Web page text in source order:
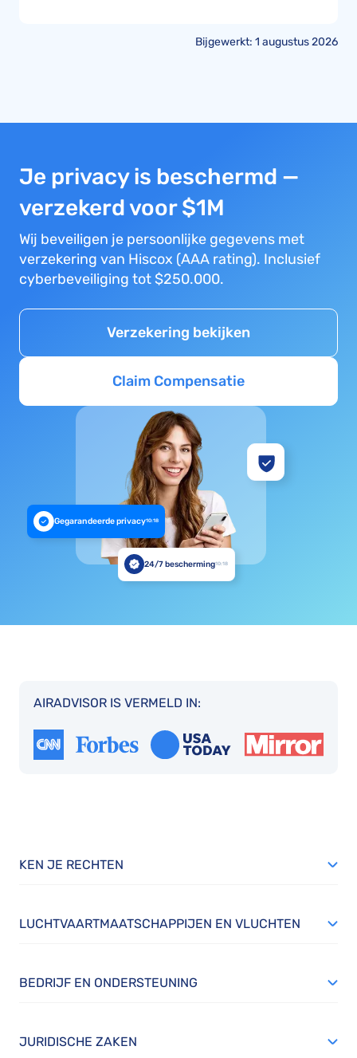
Bijgewerkt: 1 augustus 2026
Je privacy is beschermd —
verzekerd voor $1M
Wij beveiligen je persoonlijke gegevens met
verzekering van Hiscox (AAA rating). Inclusief
cyberbeveiliging tot $250.000.
Verzekering bekijken
Claim Compensatie
Gegarandeerde privacy10:18
24/7 bescherming10:18
AIRADVISOR IS VERMELD IN:
KEN JE RECHTEN
LUCHTVAARTMAATSCHAPPIJEN EN VLUCHTEN
BEDRIJF EN ONDERSTEUNING
JURIDISCHE ZAKEN